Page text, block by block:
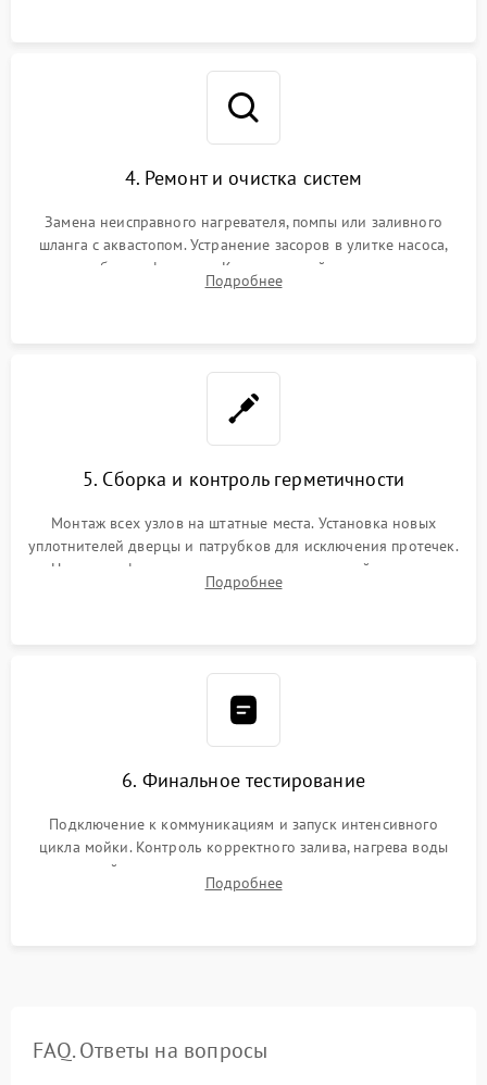
4. Ремонт и очистка систем
Замена неисправного нагревателя, помпы или заливного
шланга с аквастопом. Устранение засоров в улитке насоса,
патрубках и фильтрах. Компонентный ремонт платы
управления, восстановление поврежденной проводки.
Подробнее
5. Сборка и контроль герметичности
Монтаж всех узлов на штатные места. Установка новых
уплотнителей дверцы и патрубков для исключения протечек.
Надежная фиксация хомутов гидравлической системы,
сборка корпуса и установка датчика поплавка.
Подробнее
6. Финальное тестирование
Подключение к коммуникациям и запуск интенсивного
цикла мойки. Контроль корректного залива, нагрева воды
до нужной температуры, отсутствия посторонних шумов,
штатного слива и абсолютной сухости в поддоне.
Подробнее
FAQ. Ответы на вопросы